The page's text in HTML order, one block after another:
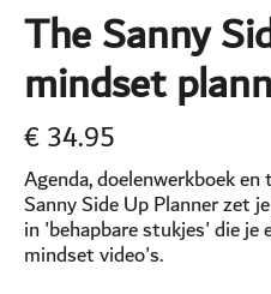
The Sanny
mindset
€34.95
Agenda, doelenwerkboek
Sanny Side Up Planner zet
in 'behapbare stukjes' die je
mindset video's.